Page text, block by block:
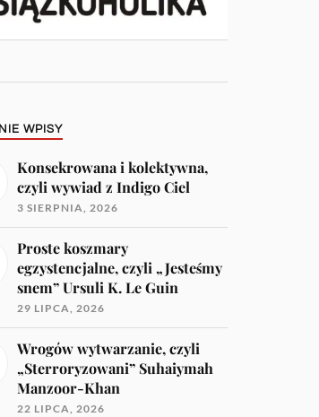
WPISY
Konsekrowana i kolektywna,
czyli wywiad z Indigo Ciel
3 SIERPNIA, 2026
Proste koszmary
egzystencjalne, czyli „Jesteśmy
snem” Ursuli K. Le Guin
29 LIPCA, 2026
Wrogów wytwarzanie, czyli
„Sterroryzowani” Suhaiymah
Manzoor-Khan
22 LIPCA, 2026